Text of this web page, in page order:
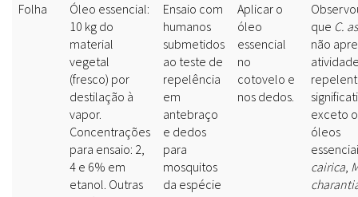
Folha
Óleo essencial:
10 kg do
material
vegetal
(fresco) por
destilação à
vapor.
Concentrações
para ensaio: 2,
4 e 6% em
etanol. Outras
Ensaio com
humanos
submetidos
ao teste de
repelência
em
antebraço
e dedos
para
mosquitos
da espécie
Aplicar o
óleo
essencial
no
cotovelo e
nos dedos.
que C.
não
exceto
óleos
cairica,